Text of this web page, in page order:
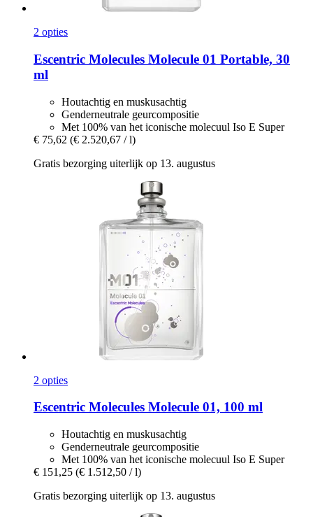
2 opties
Escentric Molecules Molecule 01 Portable, 30
ml
Houtachtig en muskusachtig
Genderneutrale geurcompositie
Met 100% van het iconische molecuul Iso E Super
€ 75,62 (€ 2.520,67 / l)
Gratis bezorging uiterlijk op 13. augustus
2 opties
Escentric Molecules Molecule 01, 100 ml
Houtachtig en muskusachtig
Genderneutrale geurcompositie
Met 100% van het iconische molecuul Iso E Super
€ 151,25 (€ 1.512,50 / l)
Gratis bezorging uiterlijk op 13. augustus